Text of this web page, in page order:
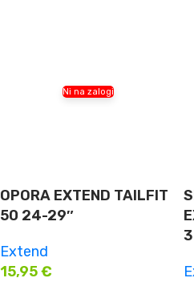
Ni na zalogi
OPORA EXTEND TAILFIT
50 24-29″
Extend
15,95€